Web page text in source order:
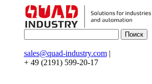
sales@quad-industry.com|
+ 49 (2191) 599-20-17